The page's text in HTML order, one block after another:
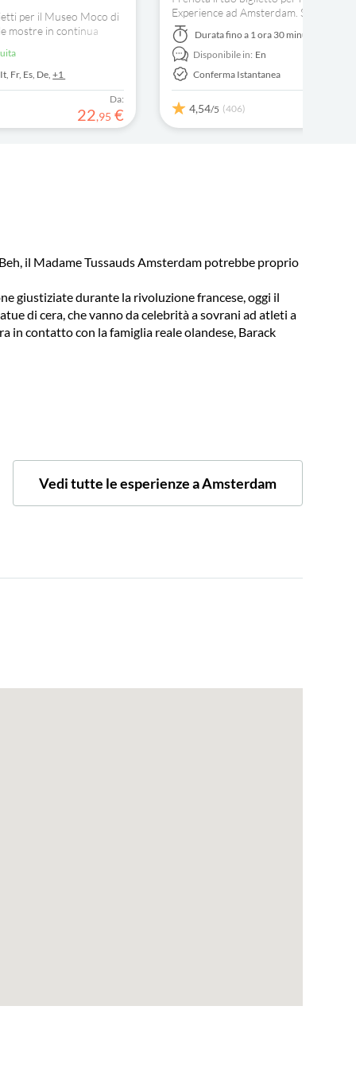
per il Museo Moco di
mostre in continua
opere di artisti
It, Fr, Es, De,+1
Da:
22,95 €
Experience ad Amsterdam. Scopri i
produzione della pilsner e assaggia
birre più amate al mondo!
Duratafino a 1 ora 30 minuti
Disponibile in: En
Conferma Istantanea
4,54/5 (406)
il Madame Tussauds Amsterdam potrebbe proprio
giustiziate durante la rivoluzione francese, oggi il
di cera, che vanno da celebrità a sovrani ad atleti a
in contatto con la famiglia reale olandese, Barack
Vedi tutte le esperienze a Amsterdam